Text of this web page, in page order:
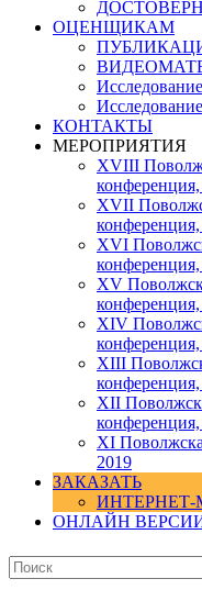
ОЦЕНЩИКАМ
КОНТАКТЫ
МЕРОПРИЯТИЯ
XVIII
XVII
XVI
ХV
ХIV
ХIII
конференция,
ХII
XI
2019
ЗАКАЗАТЬ
ИНТЕРНЕТ-
ОНЛАЙН